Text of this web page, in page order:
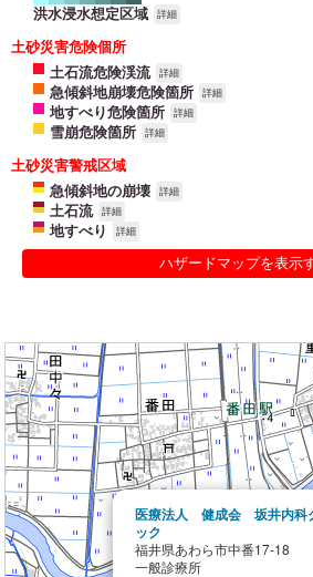
洪水浸水想定区域 詳細
土砂災害危険個所
土石流危険渓流
詳細
急傾斜地崩壊危険箇所 詳細
地すべり危険箇所 詳細
雪崩危険箇所 詳細
土砂災害警戒区域
急傾斜地の崩壊
詳細
土石流 詳細
地すべり 詳細
ハザードマップを表示
医療法人 健成会 坂井内科
ック
福井県あわら市中番17-18
一般診療所